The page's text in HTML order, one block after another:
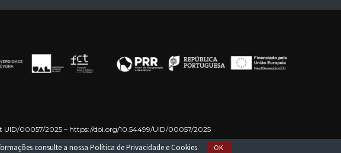
consulte a nossa Política de Privacidade e Cookies. OK
UID/00057/2025 – https://doi.org/10.54499/UID/00057/2025
by the European Union – NextGenerationEU